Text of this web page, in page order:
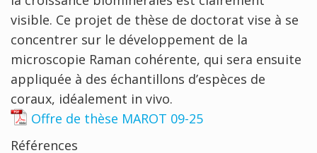
visible. Ce projet de thèse de doctorat vise à se
concentrer sur le développement de la
microscopie Raman cohérente, qui sera ensuite
appliquée à des échantillons d’espèces de
coraux, idéalement in vivo.
Offre de thèse MAROT 09-25
Références